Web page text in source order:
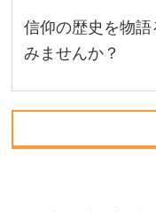
信仰の歴史を物
みませんか？